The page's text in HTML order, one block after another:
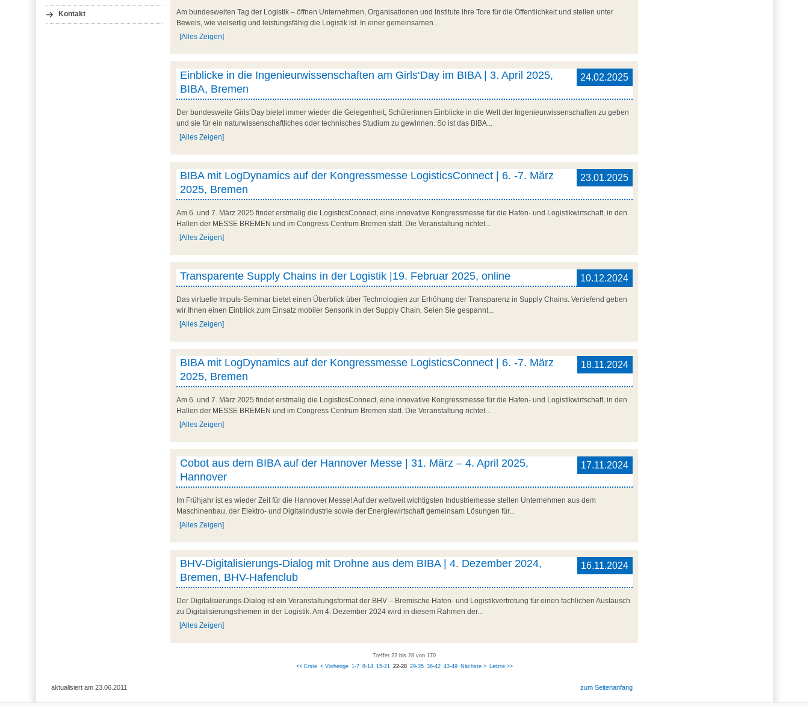
Kontakt
Am bundesweiten Tag der Logistik – öffnen Unternehmen, Organisationen und Institute ihre Tore für die Öffentlichkeit und stellen unter
Beweis, wie vielseitig und leistungsfähig die Logistik ist. In einer gemeinsamen...
[Alles Zeigen]
24.02.2025
Einblicke in die Ingenieurwissenschaften am Girls‘Day im BIBA | 3. April 2025,
BIBA, Bremen
Der bundesweite Girls‘Day bietet immer wieder die Gelegenheit, Schülerinnen Einblicke in die Welt der Ingenieurwissenschaften zu geben
und sie für ein naturwissenschaftliches oder technisches Studium zu gewinnen. So ist das BIBA...
[Alles Zeigen]
23.01.2025
BIBA mit LogDynamics auf der Kongressmesse LogisticsConnect | 6. -7. März
2025, Bremen
Am 6. und 7. März 2025 findet erstmalig die LogisticsConnect, eine innovative Kongressmesse für die Hafen- und Logistikwirtschaft, in den
Hallen der MESSE BREMEN und im Congress Centrum Bremen statt. Die Veranstaltung richtet...
[Alles Zeigen]
10.12.2024
Transparente Supply Chains in der Logistik |19. Februar 2025, online
Das virtuelle Impuls-Seminar bietet einen Überblick über Technologien zur Erhöhung der Transparenz in Supply Chains. Vertiefend geben
wir Ihnen einen Einblick zum Einsatz mobiler Sensorik in der Supply Chain. Seien Sie gespannt...
[Alles Zeigen]
18.11.2024
BIBA mit LogDynamics auf der Kongressmesse LogisticsConnect | 6. -7. März
2025, Bremen
Am 6. und 7. März 2025 findet erstmalig die LogisticsConnect, eine innovative Kongressmesse für die Hafen- und Logistikwirtschaft, in den
Hallen der MESSE BREMEN und im Congress Centrum Bremen statt. Die Veranstaltung richtet...
[Alles Zeigen]
17.11.2024
Cobot aus dem BIBA auf der Hannover Messe | 31. März – 4. April 2025,
Hannover
Im Frühjahr ist es wieder Zeit für die Hannover Messe! Auf der weltweit wichtigsten Industriemesse stellen Unternehmen aus dem
Maschinenbau, der Elektro- und Digitalindustrie sowie der Energiewirtschaft gemeinsam Lösungen für...
[Alles Zeigen]
16.11.2024
BHV-Digitalisierungs-Dialog mit Drohne aus dem BIBA | 4. Dezember 2024,
Bremen, BHV-Hafenclub
Der Digitalisierungs-Dialog ist ein Veranstaltungsformat der BHV – Bremische Hafen- und Logistikvertretung für einen fachlichen Austausch
zu Digitalisierungsthemen in der Logistik. Am 4. Dezember 2024 wird in diesem Rahmen der...
[Alles Zeigen]
Treffer 22 bis 28 von 170
<< Erste < Vorherige 1-7 8-14 15-21 22-28 29-35 36-42 43-49 Nächste > Letzte >>
aktualisiert am 23.06.2011 zum Seitenanfang